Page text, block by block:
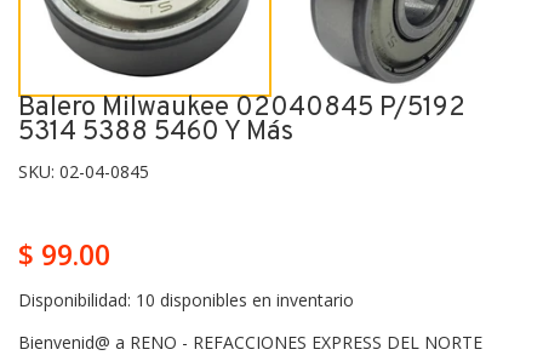
Balero Milwaukee 02040845 P/5192
5314 5388 5460 Y Más
SKU: 02-04-0845
$ 99.00
Disponibilidad: 10 disponibles en inventario
Bienvenid@ a RENO - REFACCIONES EXPRESS DEL NORTE